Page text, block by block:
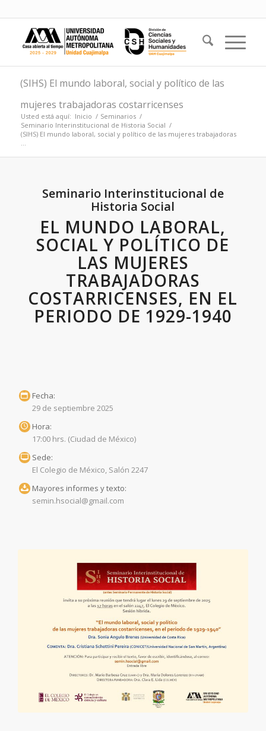
(SIHS) El mundo laboral, social y político de las
mujeres trabajadoras costarricenses
Usted está aquí: Inicio / Seminarios /
Seminario Interinstitucional de Historia Social /
(SIHS) El mundo laboral, social y político de las mujeres trabajadoras
...
Seminario Interinstitucional de
Historia Social
EL MUNDO LABORAL,
SOCIAL Y POLÍTICO DE
LAS MUJERES
TRABAJADORAS
COSTARRICENSES, EN EL
PERIODO DE 1929-1940
Fecha:
29 de septiembre 2025
Hora:
17:00 hrs. (Ciudad de México)
Sede:
El Colegio de México, Salón 2247
Mayores informes y texto:
semin.hsocial@gmail.com